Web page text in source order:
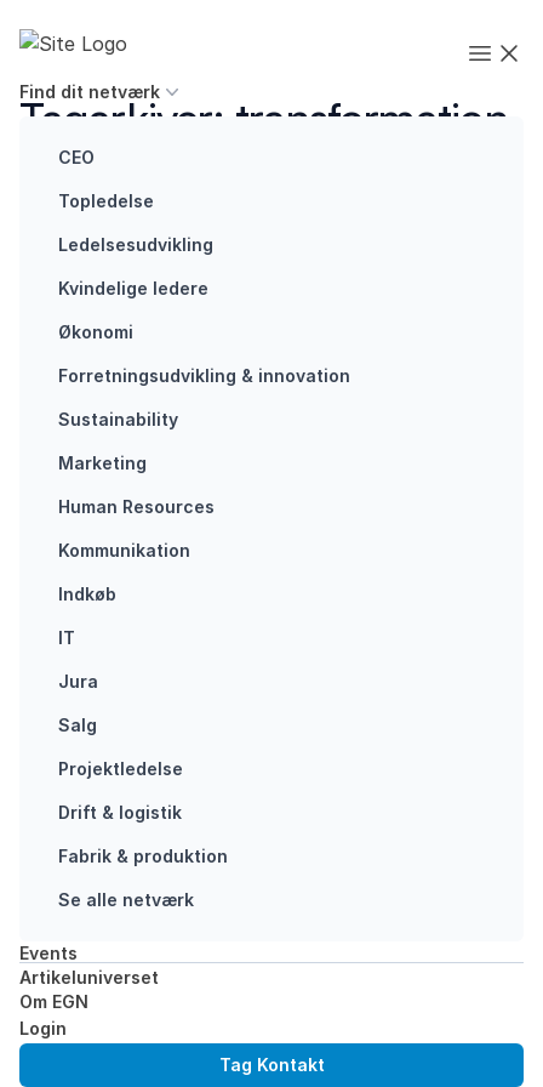
Executives' Global Network
Find dit netværk
CEO
Topledelse
Ledelsesudvikling
Kvindelige ledere
Økonomi
Forretningsudvikling ​& innovation​
Sustainability
Marketing
Human Resources
Kommunikation
Indkøb
IT
Jura
Salg
Projektledelse
Drift & logistik
Fabrik & produktion
Se alle netværk
Events
Artikeluniverset
Om EGN
Login
Tag Kontakt
Tagarkiver: transformation
Bæredygtighed
Cirkulær
økonomi:
Den største
revolution
siden
industrialiseringen
Cirkulær
økonomi hos
forlanges både
fra forbrugere,
kloden Efter
mange år med
hvor penge
har…
FORRETNINGSMODELLER
TRANSFORMATION